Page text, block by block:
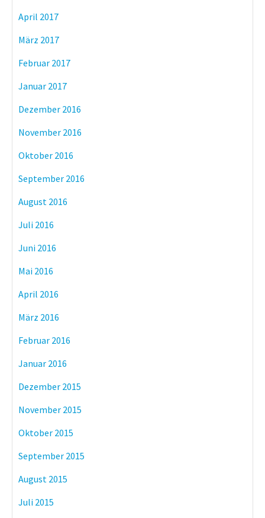
April 2017
März 2017
Februar 2017
Januar 2017
Dezember 2016
November 2016
Oktober 2016
September 2016
August 2016
Juli 2016
Juni 2016
Mai 2016
April 2016
März 2016
Februar 2016
Januar 2016
Dezember 2015
November 2015
Oktober 2015
September 2015
August 2015
Juli 2015